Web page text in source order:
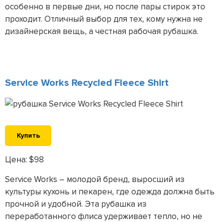
особенно в первые дни, но после пары стирок это
проходит. Отличный выбор для тех, кому нужна не
дизайнерская вещь, а честная рабочая рубашка.
Service Works Recycled Fleece Shirt
Купить
Цена: $98
Service Works – молодой бренд, выросший из
культуры кухонь и пекарен, где одежда должна быть
прочной и удобной. Эта рубашка из
переработанного флиса удерживает тепло, но не